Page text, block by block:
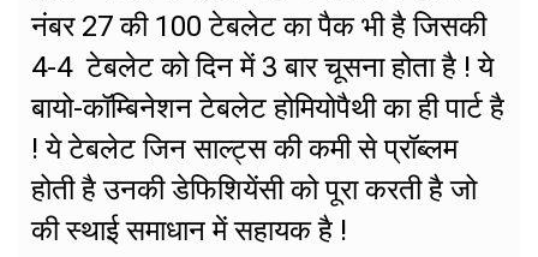
नंबर 27 की 100 टेबलेट का पैक भी है जिसकी
4-4 टेबलेट को दिन में 3 बार चूसना होता है ! ये
बायो-कॉम्बिनेशन टेबलेट होमियोपैथी का ही पार्ट है
! ये टेबलेट जिन साल्ट्स की कमी से प्रॉब्लम
होती है उनकी डेफिशियेंसी को पूरा करती है जो
की स्थाई समाधान में सहायक है !